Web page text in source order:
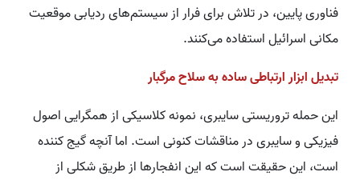
فناوری پایین، در تلاش برای فرار از سیستم‌های ردیابی موقعیت
مکانی اسرائیل استفاده می‌کنند.
تبدیل ابزار ارتباطی ساده به سلاح مرگبار
این حمله تروریستی سایبری، نمونه کلاسیکی از همگرایی اصول
فیزیکی و سایبری در مناقشات کنونی است. اما آنچه گیج کننده
است، این حقیقت است که این انفجارها از طریق شکلی از